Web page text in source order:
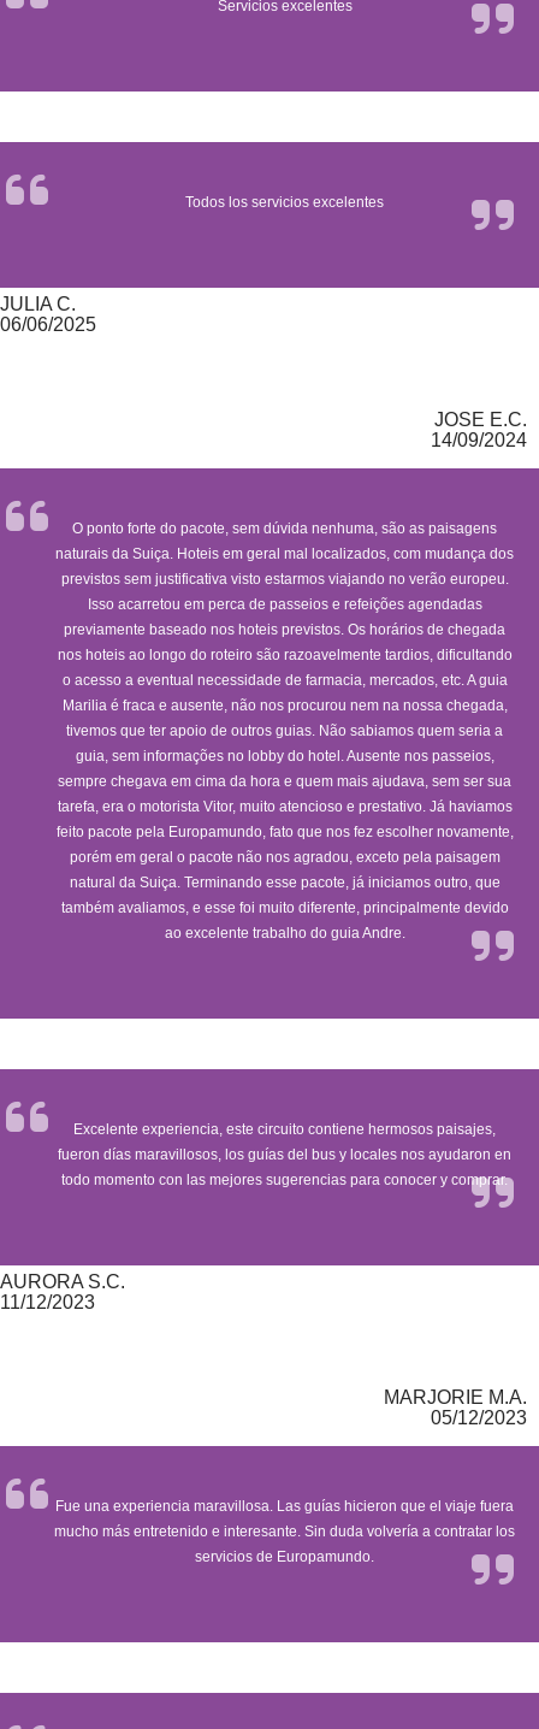
Servicios excelentes
Todos los servicios excelentes
JULIA C.
06/06/2025
JOSE E.C.
14/09/2024
O ponto forte do pacote, sem dúvida nenhuma, são as paisagens
naturais da Suiça. Hoteis em geral mal localizados, com mudança dos
previstos sem justificativa visto estarmos viajando no verão europeu.
Isso acarretou em perca de passeios e refeições agendadas
previamente baseado nos hoteis previstos. Os horários de chegada
nos hoteis ao longo do roteiro são razoavelmente tardios, dificultando
o acesso a eventual necessidade de farmacia, mercados, etc. A guia
Marilia é fraca e ausente, não nos procurou nem na nossa chegada,
tivemos que ter apoio de outros guias. Não sabiamos quem seria a
guia, sem informações no lobby do hotel. Ausente nos passeios,
sempre chegava em cima da hora e quem mais ajudava, sem ser sua
tarefa, era o motorista Vitor, muito atencioso e prestativo. Já haviamos
feito pacote pela Europamundo, fato que nos fez escolher novamente,
porém em geral o pacote não nos agradou, exceto pela paisagem
natural da Suiça. Terminando esse pacote, já iniciamos outro, que
também avaliamos, e esse foi muito diferente, principalmente devido
ao excelente trabalho do guia Andre.
Excelente experiencia, este circuito contiene hermosos paisajes,
fueron días maravillosos, los guías del bus y locales nos ayudaron en
todo momento con las mejores sugerencias para conocer y comprar.
AURORA S.C.
11/12/2023
MARJORIE M.A.
05/12/2023
Fue una experiencia maravillosa. Las guías hicieron que el viaje fuera
mucho más entretenido e interesante. Sin duda volvería a contratar los
servicios de Europamundo.